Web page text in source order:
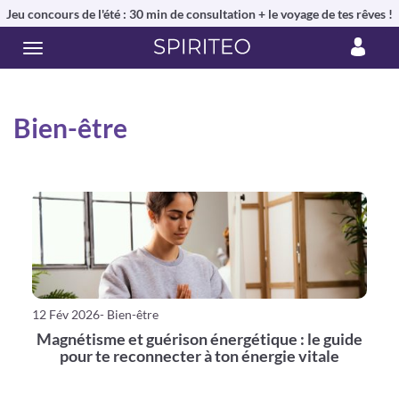
Jeu concours de l'été : 30 min de consultation + le voyage de tes rêves !
Bien-être
12 Fév 2026- Bien-être
Magnétisme et guérison énergétique : le guide
pour te reconnecter à ton énergie vitale